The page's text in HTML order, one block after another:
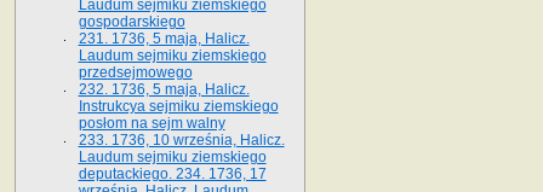
Laudum sejmiku ziemskiego
gospodarskiego
231. 1736, 5 maja, Halicz.
Laudum sejmiku ziemskiego
przedsejmowego
232. 1736, 5 maja, Halicz.
Instrukcya sejmiku ziemskiego
posłom na sejm walny
233. 1736, 10 września, Halicz.
Laudum sejmiku ziemskiego
deputackiego. 234. 1736, 17